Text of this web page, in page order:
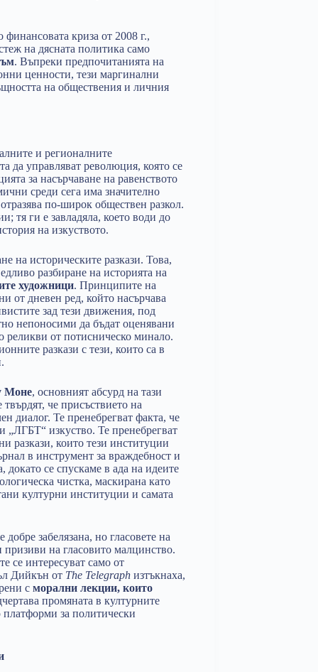
криза от 2008 г.,
на дясната политика само
. Въпреки предпочитанията на
ценности, тези маргинални
на обществения и личния
и регионалните
да управляват революция, която се
за насърчаване на равенството
среди сега има значително
по-широк обществен разкол.
тя ги е завладяла, което води до
на изкуството.
на историческите разкази. Това,
разбиране на историята на
художници. Принципите на
от дневен ред, който насърчава
зад тези движения, под
непоносими да бъдат оценявани
реликви от потисническо минало.
разкази с тези, които са в
Моне, основният абсурд на тази
че присъствието на
диалог. Те пренебрегват факта, че
„ЛГБТ“ изкуство. Те пренебрегват
разкази, които тези институции
в инструмент за враждебност и
докато се спускаме в ада на идеите
чистка, маскирана като
културни институции и самата
забелязана, но гласовете на
на гласовито малцинство.
се интересуват само от
Дийкън от The Telegraph изтъкнаха,
с морални лекции, които
промяната в културните
за политически